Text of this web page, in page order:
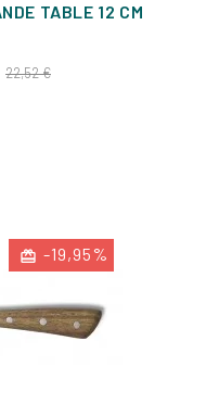
TABLE 12 CM
22,52 €Prix
-19,95%